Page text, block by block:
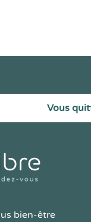
Vous
bien-être